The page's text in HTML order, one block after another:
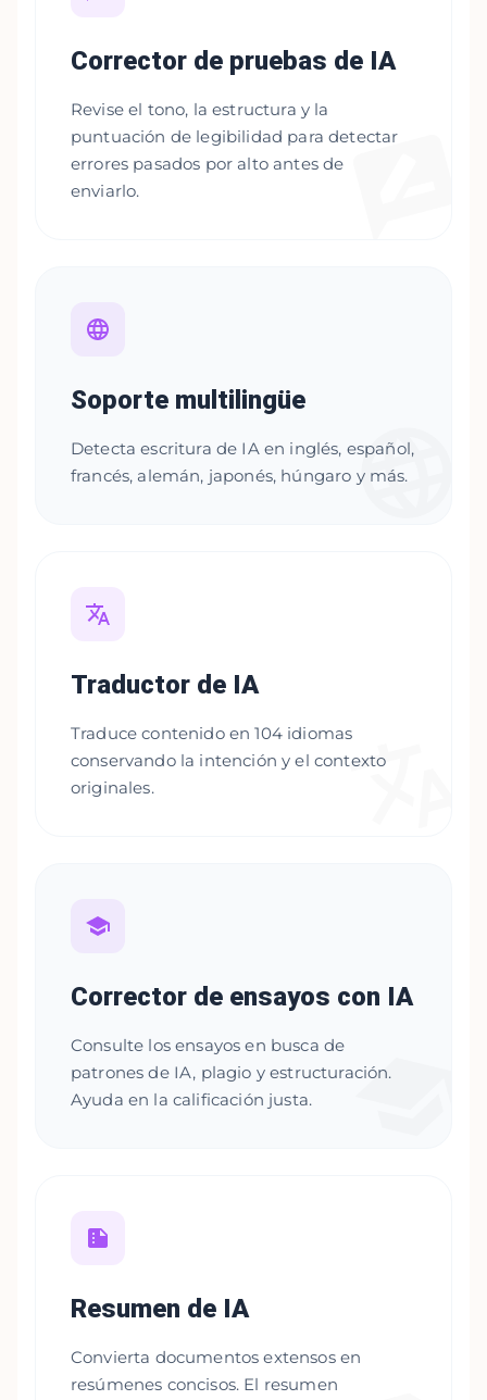
Corrector de pruebas de IA
Revise el tono, la estructura y la
puntuación de legibilidad para detectar
errores pasados por alto antes de
enviarlo.
Soporte multilingüe
Detecta escritura de IA en inglés, español,
francés, alemán, japonés, húngaro y más.
Traductor de IA
Traduce contenido en 104 idiomas
conservando la intención y el contexto
originales.
Corrector de ensayos con IA
Consulte los ensayos en busca de
patrones de IA, plagio y estructuración.
Ayuda en la calificación justa.
Resumen de IA
Convierta documentos extensos en
resúmenes concisos. El resumen